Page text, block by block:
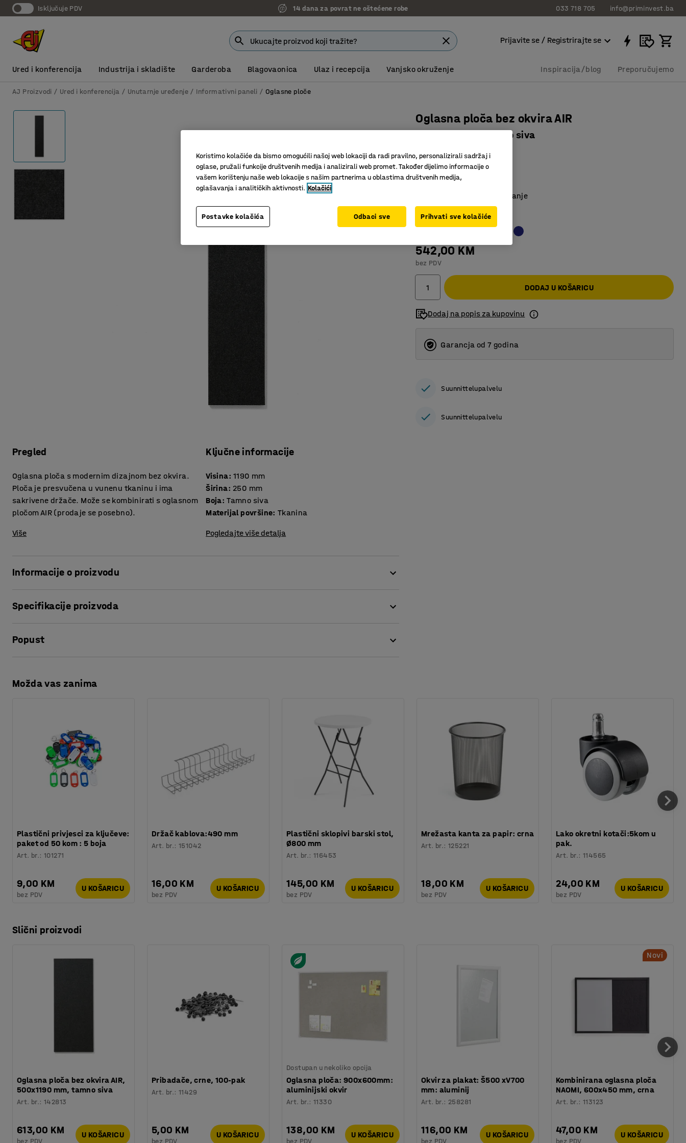
Isključuje PDV 14 dana za povrat ne oštećene robe 033 718 705 info@priminvest.ba
Prijavite se / Registrirajte se
Ured i konferencija Industrija i skladište Garderoba Blagovaonica Ulaz i recepcija Vanjsko okruženje Inspiracija/blog Preporučujemo
AJ Proizvodi Ured i konferencija Unutarnje uređenje Informativni paneli Oglasne ploče
Pregled
Oglasna ploča s modernim dizajnom bez okvira.
Ploča je presvučena u vunenu tkaninu i ima
sakrivene držače. Može se kombinirati s oglasnom
pločom AIR (prodaje se posebno).
Više
Ključne informacije
Visina: 1190 mm
Širina: 250 mm
Boja: Tamno siva
Materijal površine: Tkanina
Pogledajte više detalja
Informacije o proizvodu
Postavite oglasnu ploču pored bijele ploče kako biste dobili višenamjenski prostor za izlaganje koji pruža
Ploča je presvučena u 100% vunenu tkaninu i mogu se koristiti pribadače. Budući da je ploča bez okvira i
Specifikacije proizvoda
Širina: 250
Sastav
100% Vuna
Potreban broj osoba: 5
Popust
Preuzmite upute za održavanjen
Oglasna ploča bez okvira AIR
250x1190 mm, tamno siva
:142803
Skriveni držači
100% vunena tkanina
Montaža uz ploču za pisanje
Boja:Tamno siva
542,00 KM
bez PDV
DODAJ U KOŠARICU
Dodaj na popis za kupovinu
Garancja od 7 godina
Suunnittelupalvelu
Suunnittelupalvelu
Možda vas zanima
Plastični privjesci za ključeve:
paket od 50 kom : 5 boja
Art. br.:101271
9,00 KM
bez PDV
U KOŠARICU
Držač kablova:490 mm
Art. br.:151042
16,00 KM
bez PDV
U KOŠARICU
Plastični sklopivi barski stol,
Ø800 mm
Art. br.:116453
145,00 KM
bez PDV
U KOŠARICU
Mrežasta kanta za papir: crna
Art. br.:125221
18,00 KM
bez PDV
U KOŠARICU
Lako okretni kotači:5kom u
pak.
Art. br.:114565
24,00 KM
bez PDV
U KOŠARICU
Slični proizvodi
Oglasna ploča bez okvira AIR,
500x1190 mm, tamno siva
Art. br.:142813
613,00 KM
bez PDV
U KOŠARICU
Pribadače, crne, 100-pak
Art. br.:11429
5,00 KM
bez PDV
U KOŠARICU
Dostupan u nekoliko opcija
Oglasna ploča: 900x600mm:
aluminijski okvir
Art. br.:11330
138,00 KM
bez PDV
U KOŠARICU
Okvir za plakat: Š500 xV700
mm: aluminij
Art. br.: 258281
116,00 KM
bez PDV
U KOŠARICU
Novi
Kombinirana oglasna ploča
NAOMI, 600x450 mm, crna
Art. br.:113123
47,00 KM
bez PDV
U KOŠARICU
Koristimo kolačiće da bismo omogućili našoj web lokaciji da radi pravilno, personalizirali sadržaj i
oglase, pružali funkcije društvenih medija i analizirali web promet. Također dijelimo informacije o
vašem korištenju naše web lokacije s našim partnerima u oblastima društvenih medija,
oglašavanja i analitičkih aktivnosti. Kolačići
Postavke kolačića Odbaci sve Prihvati sve kolačiće